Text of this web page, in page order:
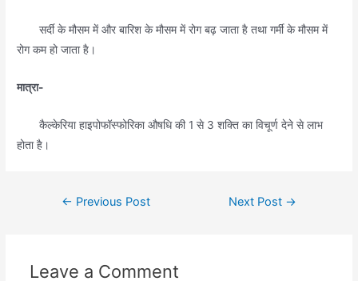
सर्दी के मौसम में और बारिश के मौसम में रोग बढ़ जाता है तथा गर्मी के मौसम में
रोग कम हो जाता है।
मात्रा-
कैल्केरिया हाइपोफॉस्फोरिका औषधि की 1 से 3 शक्ति का विचूर्ण देने से लाभ
होता है।
Post← Previous Post Next Post →
Leave a Comment